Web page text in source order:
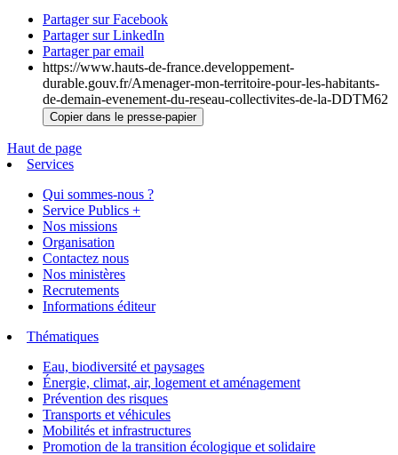
Partager sur Facebook
Partager sur LinkedIn
Partager par email
https://www.hauts-de-france.developpement-
durable.gouv.fr/Amenager-mon-territoire-pour-les-habitants-
de-demain-evenement-du-reseau-collectivites-de-la-DDTM62
Copier dans le presse-papier
Haut de page
Services
Qui sommes-nous ?
Service Publics +
Nos missions
Organisation
Contactez nous
Nos ministères
Recrutements
Informations éditeur
Thématiques
Eau, biodiversité et paysages
Énergie, climat, air, logement et aménagement
Prévention des risques
Transports et véhicules
Mobilités et infrastructures
Promotion de la transition écologique et solidaire